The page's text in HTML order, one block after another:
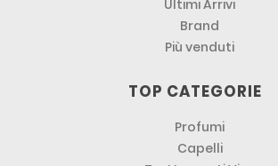
Ultimi Arrivi
Brand
Più venduti
TOP CATEGORIE
Profumi
Capelli